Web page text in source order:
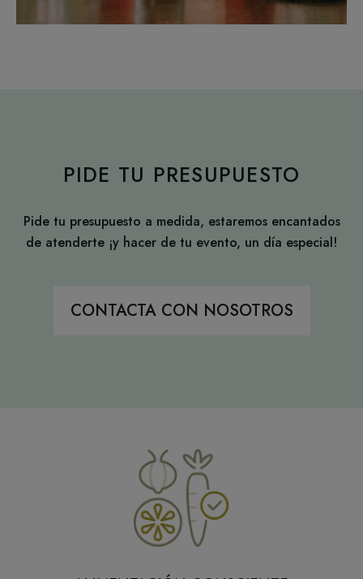
PIDE TU PRESUPUESTO
Pide tu presupuesto a medida, estaremos encantados
de atenderte ¡y hacer de tu evento, un día especial!
CONTACTA CON NOSOTROS